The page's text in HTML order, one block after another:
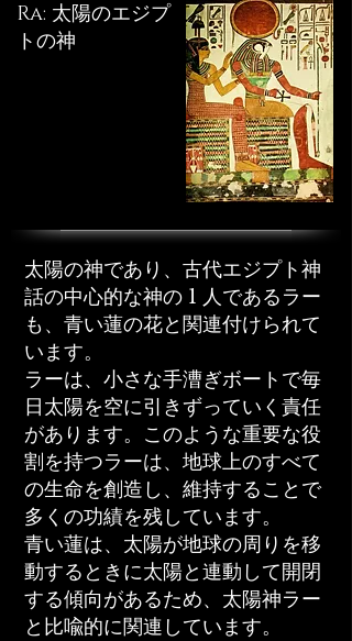
Ra: 太陽のエジプ
トの神
太陽の神であり、古代エジプト神
話の中心的な神の 1 人であるラー
も、青い蓮の花と関連付けられて
います。
ラーは、小さな手漕ぎボートで毎
日太陽を空に引きずっていく責任
があります。このような重要な役
割を持つラーは、地球上のすべて
の生命を創造し、維持することで
多くの功績を残しています。
青い蓮は、太陽が地球の周りを移
動するときに太陽と連動して開閉
する傾向があるため、太陽神ラー
と比喩的に関連しています。